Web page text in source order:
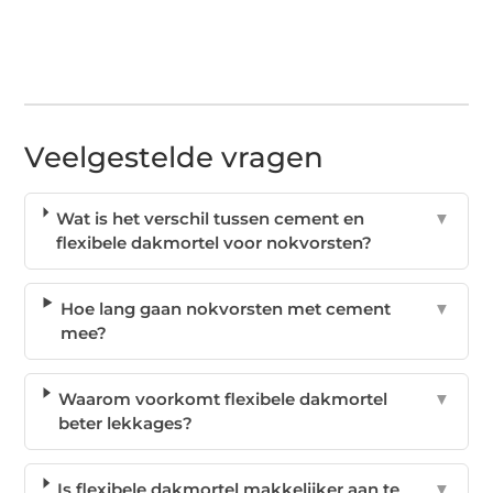
Veelgestelde vragen
Wat is het verschil tussen cement en
flexibele dakmortel voor nokvorsten?
▼
Hoe lang gaan nokvorsten met cement
mee?
▼
Waarom voorkomt flexibele dakmortel
beter lekkages?
▼